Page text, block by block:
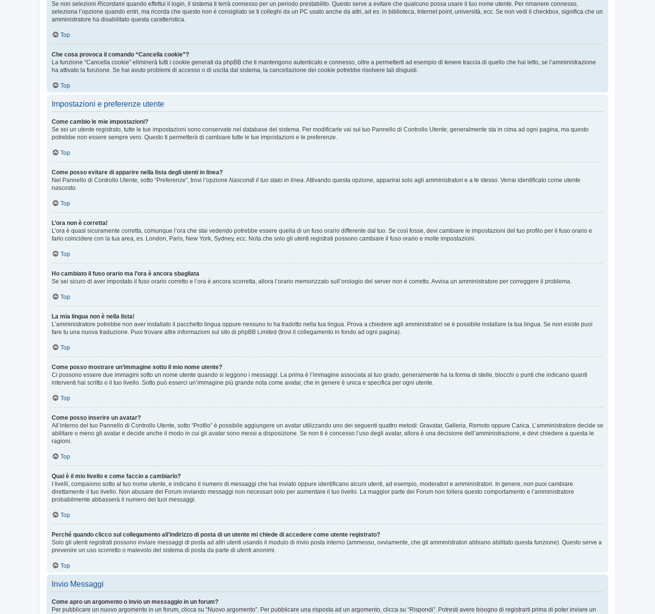
Se non selezioni Ricordami quando effettui il login, il sistema ti terrà connesso per un periodo prestabilito. Questo serve a evitare che qualcuno possa usare il tuo nome utente. Per rimanere connesso,
seleziona l’opzione quando entri, ma ricorda che questo non è consigliato se ti colleghi da un PC usato anche da altri, ad es. in biblioteca, Internet point, università, ecc. Se non vedi il checkbox, significa che un
amministratore ha disabilitato questa caratteristica.
Top
Che cosa provoca il comando “Cancella cookie”?
La funzione “Cancella cookie” eliminerà tutti i cookie generati da phpBB che ti mantengono autenticato e connesso, oltre a permetterti ad esempio di tenere traccia di quello che hai letto, se l’amministrazione
ha attivato la funzione. Se hai avuto problemi di accesso o di uscita dal sistema, la cancellazione dei cookie potrebbe risolvere tali disguidi.
Top
Impostazioni e preferenze utente
Come cambio le mie impostazioni?
Se sei un utente registrato, tutte le tue impostazioni sono conservate nel database del sistema. Per modificarle vai sul tuo Pannello di Controllo Utente; generalmente sta in cima ad ogni pagina, ma questo
potrebbe non essere sempre vero. Questo ti permetterà di cambiare tutte le tue impostazioni e le preferenze.
Top
Come posso evitare di apparire nella lista degli utenti in linea?
Nel Pannello di Controllo Utente, sotto “Preferenze”, trovi l’opzione Nascondi il tuo stato in linea. Attivando questa opzione, apparirai solo agli amministratori e a te stesso. Verrai identificato come utente
nascosto.
Top
L’ora non è corretta!
L’ora è quasi sicuramente corretta, comunque l’ora che stai vedendo potrebbe essere quella di un fuso orario differente dal tuo. Se così fosse, devi cambiare le impostazioni del tuo profilo per il fuso orario e
farlo coincidere con la tua area, es. London, Paris, New York, Sydney, ecc. Nota che solo gli utenti registrati possono cambiare il fuso orario e molte impostazioni.
Top
Ho cambiato il fuso orario ma l’ora è ancora sbagliata
Se sei sicuro di aver impostato il fuso orario corretto e l’ora è ancora scorretta, allora l’orario memorizzato sull’orologio del server non è corretto. Avvisa un amministratore per correggere il problema.
Top
La mia lingua non è nella lista!
L’amministratore potrebbe non aver installato il pacchetto lingua oppure nessuno lo ha tradotto nella tua lingua. Prova a chiedere agli amministratori se è possibile installare la tua lingua. Se non esiste puoi
fare tu una nuova traduzione. Puoi trovare altre informazioni sul sito di phpBB Limited (trovi il collegamento in fondo ad ogni pagina).
Top
Come posso mostrare un’immagine sotto il mio nome utente?
Ci possono essere due immagini sotto un nome utente quando si leggono i messaggi. La prima è l’immagine associata al tuo grado, generalmente ha la forma di stelle, blocchi o punti che indicano quanti
interventi hai scritto o il tuo livello. Sotto può esserci un’immagine più grande nota come avatar, che in genere è unica e specifica per ogni utente.
Top
Come posso inserire un avatar?
All’interno del tuo Pannello di Controllo Utente, sotto “Profilo” è possibile aggiungere un avatar utilizzando uno dei seguenti quattro metodi: Gravatar, Galleria, Remoto oppure Carica. L’amministratore decide se
abilitare o meno gli avatar e decide anche il modo in cui gli avatar sono messi a disposizione. Se non ti è concesso l’uso degli avatar, allora è una decisione dell’amministrazione, e devi chiedere a questa le
ragioni.
Top
Qual è il mio livello e come faccio a cambiarlo?
I livelli, compaiono sotto al tuo nome utente, e indicano il numero di messaggi che hai inviato oppure identificano alcuni utenti, ad esempio, moderatori e amministratori. In genere, non puoi cambiare
direttamente il tuo livello. Non abusare del Forum inviando messaggi non necessari solo per aumentare il tuo livello. La maggior parte dei Forum non tollera questo comportamento e l’amministratore
probabilmente abbasserà il numero dei tuoi messaggi.
Top
Perché quando clicco sul collegamento all’indirizzo di posta di un utente mi chiede di accedere come utente registrato?
Solo gli utenti registrati possono inviare messaggi di posta ad altri utenti usando il modulo di invio posta interno (ammesso, ovviamente, che gli amministratori abbiano abilitato questa funzione). Questo serve a
prevenire un uso scorretto o malevolo del sistema di posta da parte di utenti anonimi.
Top
Invio Messaggi
Come apro un argomento o invio un messaggio in un forum?
Per pubblicare un nuovo argomento in un forum, clicca su “Nuovo argomento”. Per pubblicare una risposta ad un argomento, clicca su “Rispondi”. Potresti avere bisogno di registrarti prima di poter inviare un